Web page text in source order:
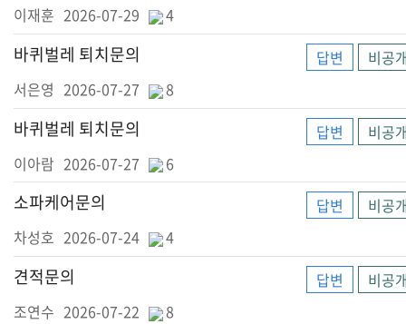
이재훈 2026-07-29 4
바퀴벌레 퇴치문의 답변
비공
서은영 2026-07-27 8
바퀴벌레 퇴치문의 답변
비공
이아람 2026-07-27 6
소파케어문의 답변
비공
차성호 2026-07-24 4
견적문의 답변
비공
조연수 2026-07-22 8